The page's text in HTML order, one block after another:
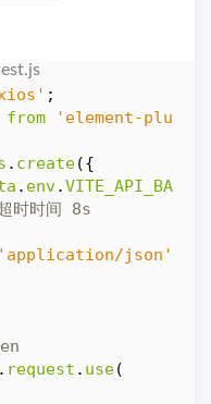
;
from 'element-plus'
. create({
. env.
'application/json'
. request . use(